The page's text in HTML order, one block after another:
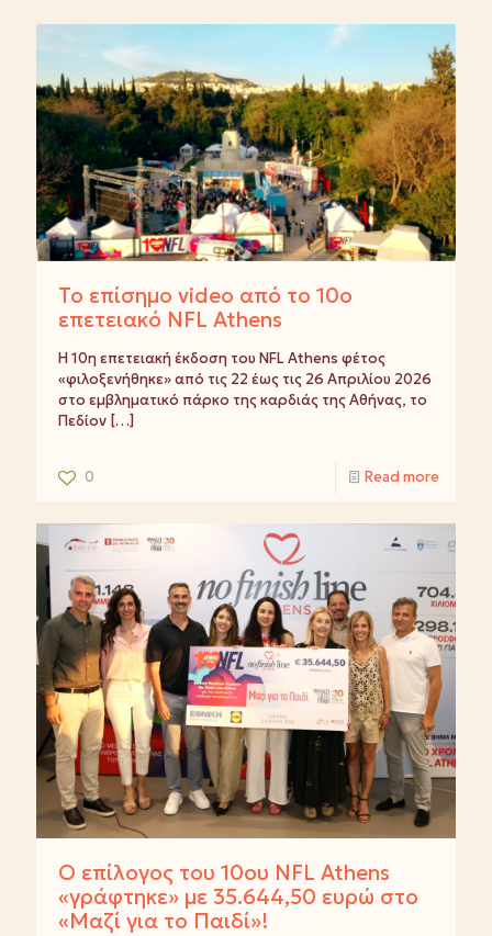
Το επίσημο video από το 10ο
επετειακό NFL Athens
Η 10η επετειακή έκδοση του NFL Athens φέτος
«φιλοξενήθηκε» από τις 22 έως τις 26 Απριλίου 2026
στο εμβληματικό πάρκο της καρδιάς της Αθήνας, το
Πεδίον […]
0 Read more
Ο επίλογος του 10ου NFL Athens
«γράφτηκε» με 35.644,50 ευρώ στο
«Μαζί για το Παιδί»!